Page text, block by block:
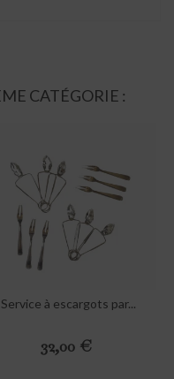
CATÉGORIE :
Service à escargots par...
Preis
32,00 €